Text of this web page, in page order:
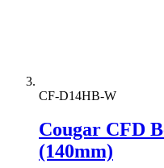
CF-D14HB-W
Cougar CFD
(140mm)